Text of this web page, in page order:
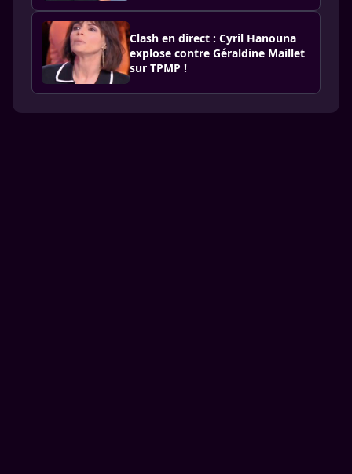
Clash en direct : Cyril Hanouna
explose contre Géraldine Maillet
sur TPMP !